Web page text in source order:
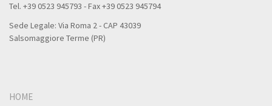
Tel. +39 0523 945793 - Fax +39 0523 945794
Sede Legale: Via Roma 2 - CAP 43039
Salsomaggiore Terme (PR)
HOME